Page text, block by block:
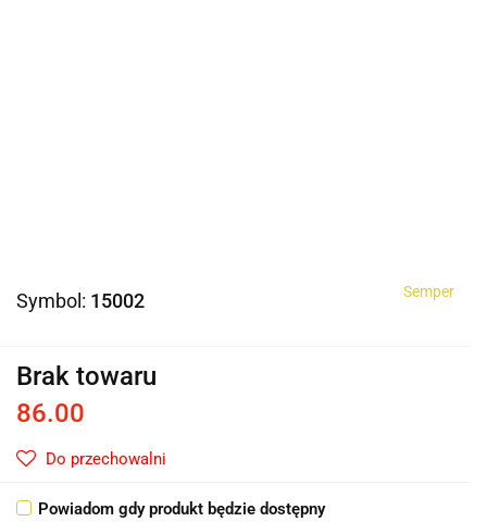
Symbol: 15002 Semper
Brak towaru
86.00
Do przechowalni
Powiadom gdy produkt będzie dostępny